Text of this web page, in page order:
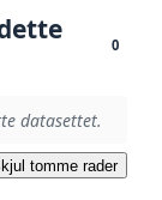
0
datasettet.
tomme rader